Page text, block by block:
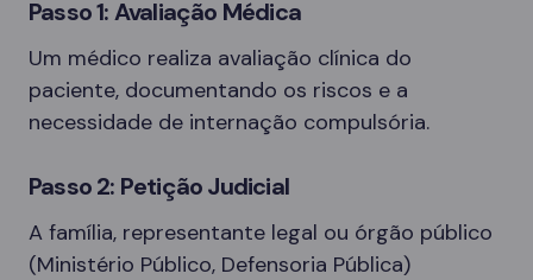
Passo 1: Avaliação Médica
Um médico realiza avaliação clínica do
paciente, documentando os riscos e a
necessidade de internação compulsória.
Passo 2: Petição Judicial
A família, representante legal ou órgão público
(Ministério Público, Defensoria Pública)